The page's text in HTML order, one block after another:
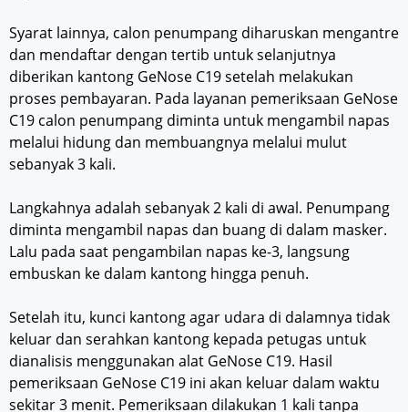
Syarat lainnya, calon penumpang diharuskan mengantre
dan mendaftar dengan tertib untuk selanjutnya
diberikan kantong GeNose C19 setelah melakukan
proses pembayaran. Pada layanan pemeriksaan GeNose
C19 calon penumpang diminta untuk mengambil napas
melalui hidung dan membuangnya melalui mulut
sebanyak 3 kali.
Langkahnya adalah sebanyak 2 kali di awal. Penumpang
diminta mengambil napas dan buang di dalam masker.
Lalu pada saat pengambilan napas ke-3, langsung
embuskan ke dalam kantong hingga penuh.
Setelah itu, kunci kantong agar udara di dalamnya tidak
keluar dan serahkan kantong kepada petugas untuk
dianalisis menggunakan alat GeNose C19. Hasil
pemeriksaan GeNose C19 ini akan keluar dalam waktu
sekitar 3 menit. Pemeriksaan dilakukan 1 kali tanpa